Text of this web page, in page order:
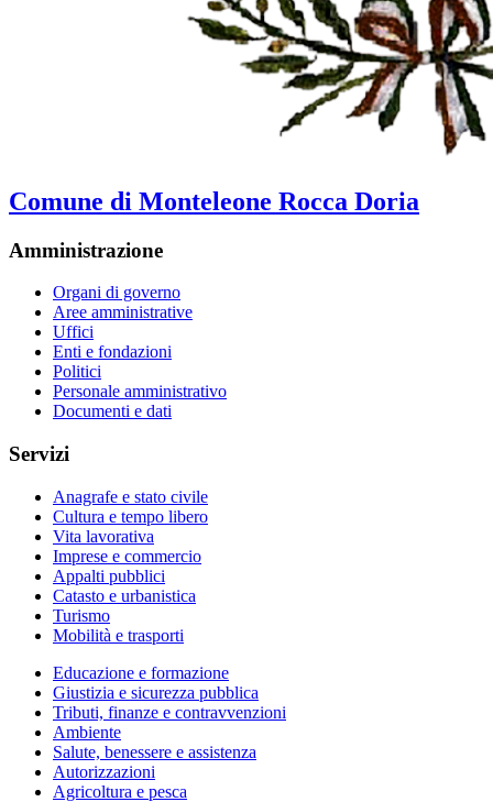
Comune di Monteleone Rocca Doria
Amministrazione
Organi di governo
Aree amministrative
Uffici
Enti e fondazioni
Politici
Personale amministrativo
Documenti e dati
Servizi
Anagrafe e stato civile
Cultura e tempo libero
Vita lavorativa
Imprese e commercio
Appalti pubblici
Catasto e urbanistica
Turismo
Mobilità e trasporti
Educazione e formazione
Giustizia e sicurezza pubblica
Tributi, finanze e contravvenzioni
Ambiente
Salute, benessere e assistenza
Autorizzazioni
Agricoltura e pesca